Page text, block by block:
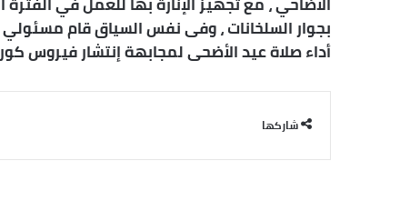
بجوار السلخانات ، وفى نفس السياق قام مسئولي
أداء صلاة عيد الأضحى لمجابهة إنتشار فيروس
شاركها